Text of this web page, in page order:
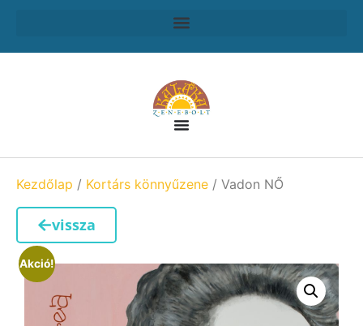
Kezdőlap / Kortárs könnyűzene / Vadon NŐ
vissza
Akció!